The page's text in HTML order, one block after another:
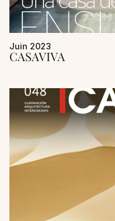
Juin 2023
CASAVIVA